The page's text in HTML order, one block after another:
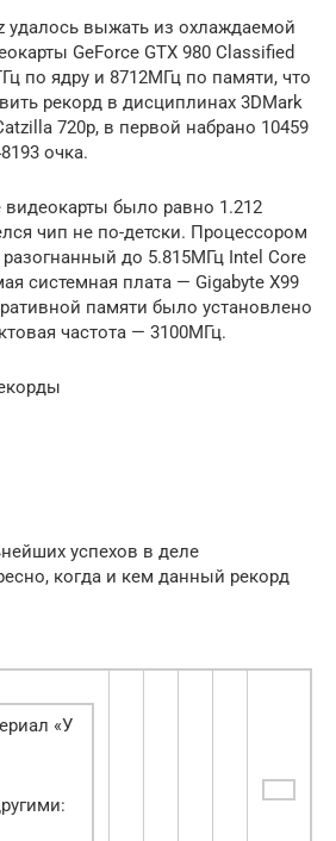
удалось выжать из охлаждаемой
GeForce GTX 980 Classified
по ядру и 8712МГц по памяти, что
рекорд в дисциплинах 3DMark
720p, в первой набрано 10459
очка.
было равно 1.212
чип не по-детски. Процессором
до 5.815МГц Intel Core
системная плата — Gigabyte X99
памяти было установлено
частота — 3100МГц.
успехов в деле
когда и кем данный рекорд
«У